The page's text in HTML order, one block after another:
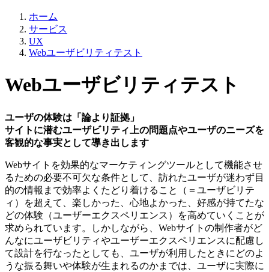
ホーム
サービス
UX
Webユーザビリティテスト
Webユーザビリティテスト
ユーザの体験は「論より証拠」
サイトに潜むユーザビリティ上の問題点やユーザのニーズを
客観的な事実として導き出します
Webサイトを効果的なマーケティングツールとして機能させ
るための必要不可欠な条件として、訪れたユーザが迷わず目
的の情報まで効率よくたどり着けること（＝ユーザビリテ
ィ）を超えて、楽しかった、心地よかった、好感が持てたな
どの体験（ユーザーエクスペリエンス）を高めていくことが
求められています。しかしながら、Webサイトの制作者がど
んなにユーザビリティやユーザーエクスペリエンスに配慮し
て設計を行なったとしても、ユーザが利用したときにどのよ
うな振る舞いや体験が生まれるのかまでは、ユーザに実際に